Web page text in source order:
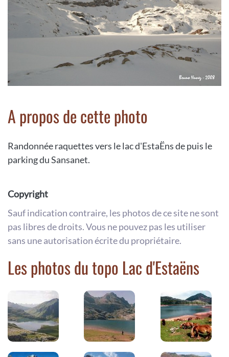
A propos de cette photo
Randonnée raquettes vers le lac d'EstaËns de puis le
parking du Sansanet.
Copyright
Sauf indication contraire, les photos de ce site ne sont
pas libres de droits. Vous ne pouvez pas les utiliser
sans une autorisation écrite du propriétaire.
Les photos du topo Lac d'Estaëns